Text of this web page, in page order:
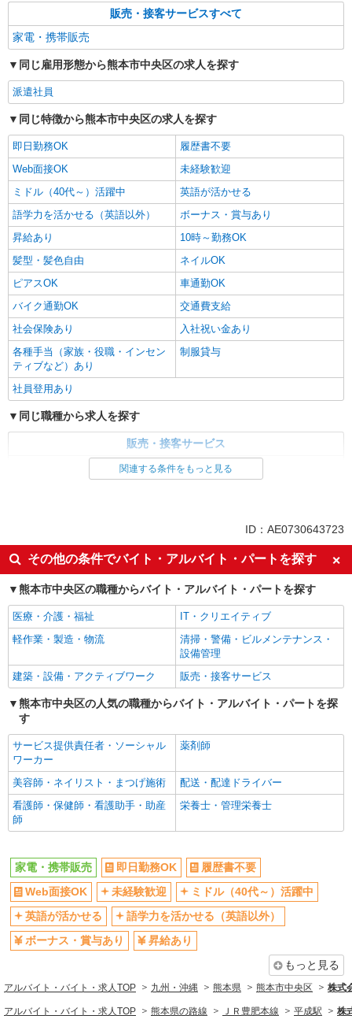
販売・接客サービスすべて
家電・携帯販売
同じ雇用形態から熊本市中央区の求人を探す
派遣社員
同じ特徴から熊本市中央区の求人を探す
即日勤務OK
履歴書不要
Web面接OK
未経験歓迎
ミドル（40代～）活躍中
英語が活かせる
語学力を活かせる（英語以外）
ボーナス・賞与あり
昇給あり
10時～勤務OK
髪型・髪色自由
ネイルOK
ピアスOK
車通勤OK
バイク通勤OK
交通費支給
社会保険あり
入社祝い金あり
各種手当（家族・役職・インセン
ティブなど）あり
制服貸与
社員登用あり
同じ職種から求人を探す
販売・接客サービス
英語が活かせる
ボーナス・賞与あり
車通勤OK
交通費支給
社会保険あり
社員登用あり
関連する条件をもっと見る
ID：AE0730643723
その他の条件でバイト・アルバイト・パートを探す
熊本市中央区の職種からバイト・アルバイト・パートを探す
医療・介護・福祉
IT・クリエイティブ
軽作業・製造・物流
清掃・警備・ビルメンテナンス・
設備管理
建築・設備・アクティブワーク
販売・接客サービス
熊本市中央区の人気の職種からバイト・アルバイト・パートを探
す
サービス提供責任者・ソーシャル
ワーカー
薬剤師
美容師・ネイリスト・まつげ施術
配送・配達ドライバー
看護師・保健師・看護助手・助産
師
栄養士・管理栄養士
家電・携帯販売 即日勤務OK
履歴書不要
Web面接OK
未経験歓迎
ミドル（40代～）活躍中
英語が活かせる
語学力を活かせる（英語以外）
ボーナス・賞与あり
昇給あり
もっと見る
アルバイト・バイト・求人TOP 九州・沖縄 熊本県 熊本市中央区 株式
アルバイト・バイト・求人TOP 熊本県の路線 ＪＲ豊肥本線 平成駅 株